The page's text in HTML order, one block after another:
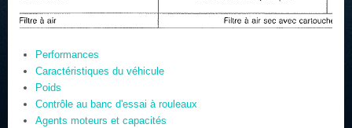
Performances
Caractéristiques du véhicule
Poids
Contrôle au banc d'essai à rouleaux
Agents moteurs et capacités